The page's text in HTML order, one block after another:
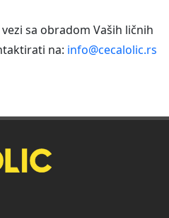
sa obradom Vaših ličnih
na: info@cecalolic.rs